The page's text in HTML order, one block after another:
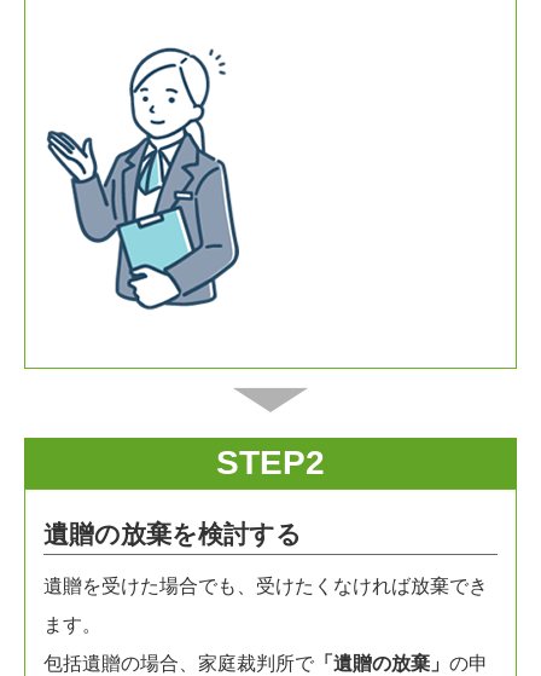
STEP2
遺贈の放棄を検討する
遺贈を受けた場合でも、受けたくなければ放棄でき
ます。
包括遺贈の場合、家庭裁判所で 「遺贈の放棄」 の申